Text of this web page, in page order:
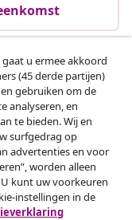
gaat u ermee akkoord
(45 derde partijen)
gebruiken om de
analyseren, en
te bieden. Wij en
surfgedrag op
advertenties en voor
worden alleen
kunt uw voorkeuren
instellingen in de